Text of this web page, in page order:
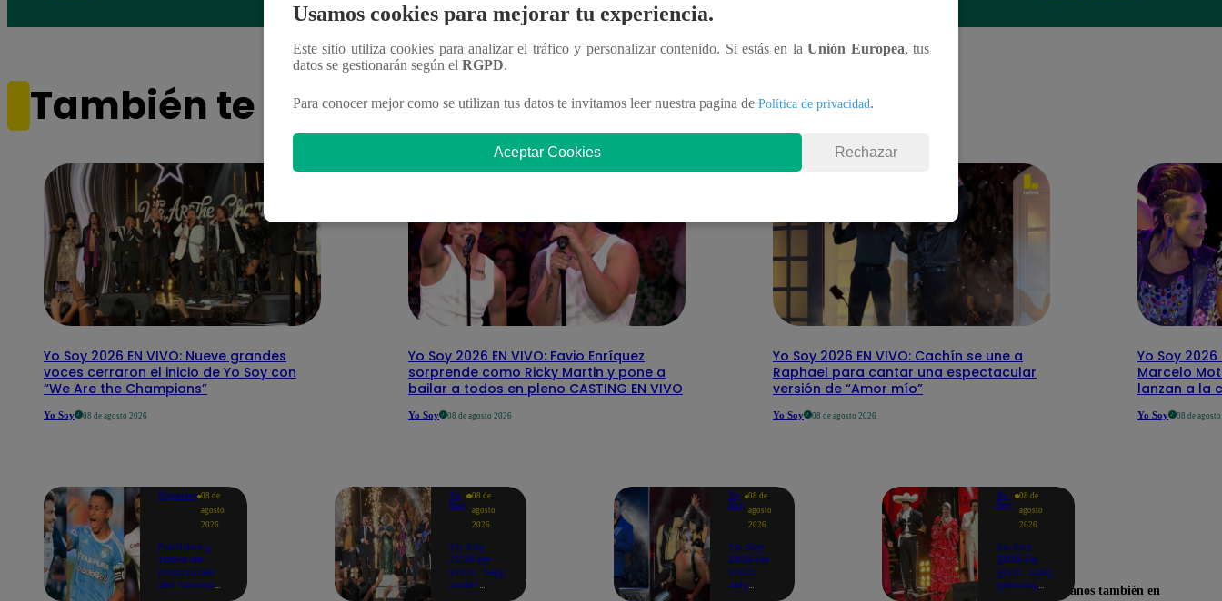
También te puede interesar
Yo Soy 2026 EN VIVO: Nueve grandes
voces cerraron el inicio de Yo Soy con
“We Are the Champions”
Yo Soy 08 de agosto 2026
Yo Soy 2026 EN VIVO: Favio Enríquez
sorprende como Ricky Martin y pone a
bailar a todos en pleno CASTING EN VIVO
Yo Soy 08 de agosto 2026
Yo Soy 2026 EN VIVO: Cachín se une a
Raphael para cantar una espectacular
versión de “Amor mío”
Yo Soy 08 de agosto 2026
Yo Soy 2026
Marcelo
lanzan a la
Yo Soy 08 de
Deportes 08 de
agosto
2026
Partidos y
tabla de
posiciones
del Torneo
Yo
Soy
08 de
agosto
2026
Yo Soy
2026 EN
VIVO: “Hey
Jude”
Yo
Soy
08 de
agosto
2026
Yo Soy
2026 EN
VIVO:
Jely
Yo
Soy
08 de
agosto
2026
Yo Soy
2026 EN
VIVO: Julio
Iglesias,
Usamos cookies para mejorar tu experiencia.
Este sitio utiliza cookies para analizar el tráfico y personalizar contenido. Si estás en laUnión Europea, tus
datos se gestionarán según el RGPD.
Para conocer mejor como se utilizan tus datos te invitamos leer nuestra pagina de Política de privacidad.
Aceptar Cookies Rechazar
Encuéntranos también en